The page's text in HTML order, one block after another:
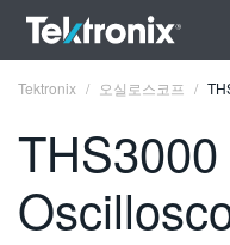
ENGLISH
Tektronix 오실로스코프